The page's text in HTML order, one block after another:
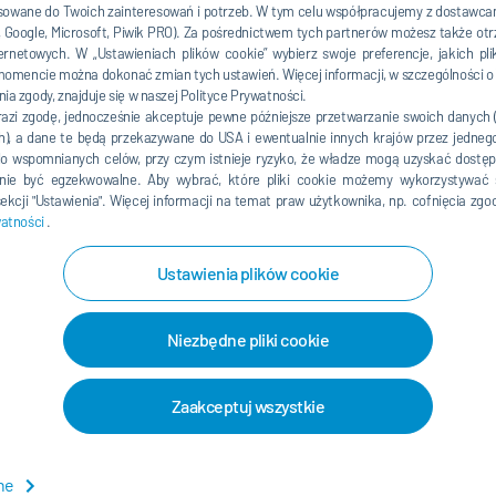
do Twoich zainteresowań i potrzeb. W tym celu współpracujemy z
Google, Microsoft, Piwik PRO). Za pośrednictwem tych partnerów możesz także
W „Ustawieniach plików cookie” wybierz swoje preferencje, jakich
można dokonać zmian tych ustawień. Więcej informacji, w szczególności
zgody, znajduje się w naszej Polityce Prywatności.
zgodę, jednocześnie akceptuje pewne późniejsze przetwarzanie swoich danych
a dane te będą przekazywane do USA i ewentualnie innych krajów przez
wspomnianych celów, przy czym istnieje ryzyko, że władze mogą uzyskać
być egzekwowalne. Aby wybrać, które pliki cookie możemy wykorzystywać
"Ustawienia". Więcej informacji na temat praw użytkownika, np. cofnięcia
.
Ustawienia plików cookie
Niezbędne pliki cookie
Zaakceptuj wszystkie